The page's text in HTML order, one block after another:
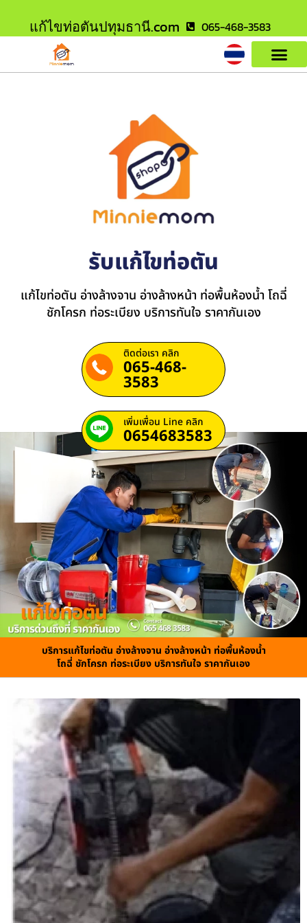
แก้ไขท่อตันปทุมธานี.com 065-468-3583
รับแก้ไขท่อตัน
แก้ไขท่อตัน อ่างล้างจาน อ่างล้างหน้า ท่อพื้นห้องน้ำ โถฉี่
ชักโครก ท่อระเบียง บริการทันใจ ราคากันเอง
ติดต่อเรา คลิก
065-468-
3583
เพิ่มเพื่อน Line คลิก
0654683583
บริการแก้ไขท่อตัน อ่างล้างจาน อ่างล้างหน้า ท่อพื้นห้องน้ำ
โถฉี่ ชักโครก ท่อระเบียง บริการทันใจ ราคากันเอง